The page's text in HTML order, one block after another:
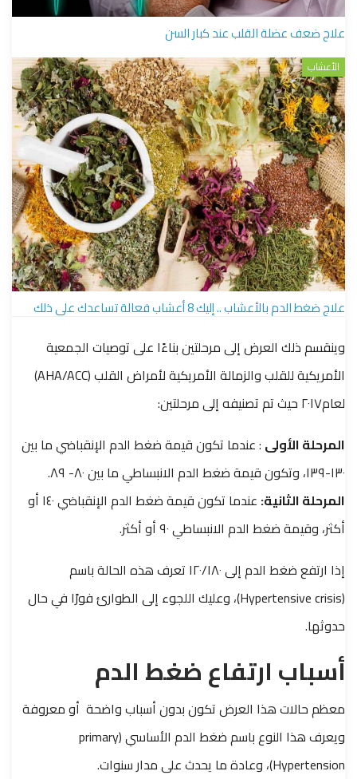
علاج ضعف عضلة القلب عند كبار السن
الأعشاب
علاج ضغط الدم بالأعشاب .. إليك 8 أعشاب فعالة تساعدك على ذلك
وينقسم ذلك العرض إلى مرحلتين بناءًا على توصيات الجمعية
الأمريكية للقلب والزمالة الأمريكية لأمراض القلب (AHA/ACC)
لعام٢٠١٧ حيث تم تصنيفه إلى مرحلتين:
المرحلة الأولى : عندما تكون قيمة ضغط الدم الإنقباضي ما بين
١٣٠-١٣٩، وتكون قيمة ضغط الدم الانبساطي ما بين ٨٠- ٨٩.
المرحلة الثانية:
عندما تكون قيمة ضغط الدم الإنقباضي ١٤٠ أو
أكثر، وقيمة ضغط الدم الانبساطي ٩٠ أو أكثر.
إذا ارتفع ضغط الدم إلى ١٢٠/١٨٠ تعرف هذه الحالة باسم
(Hypertensive crisis)، وعليك اللجوء إلى الطوارئ فورًا في حال
حدوثها.
أسباب ارتفاع ضغط الدم
معظم حالات هذا العرض تكون بدون أسباب واضحة أو معروفة
ويعرف هذا النوع باسم ضغط الدم الأساسي (primary
Hypertension)، وعادة ما يحدث على مدار سنوات.